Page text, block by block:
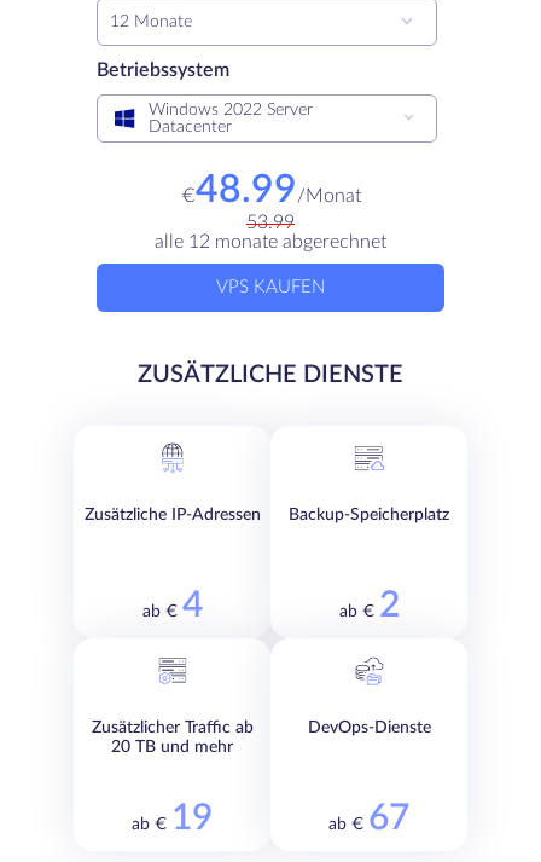
12 Monate
Betriebssystem
Windows 2022 Server
Datacenter
€48.99/Monat
53.99
alle 12 monate abgerechnet
VPS KAUFEN
ZUSÄTZLICHE DIENSTE
Zusätzliche IP-Adressen
ab € 4
Backup-Speicherplatz
ab € 2
Zusätzlicher Traffic ab
20 TB und mehr
ab € 19
DevOps-Dienste
ab € 67